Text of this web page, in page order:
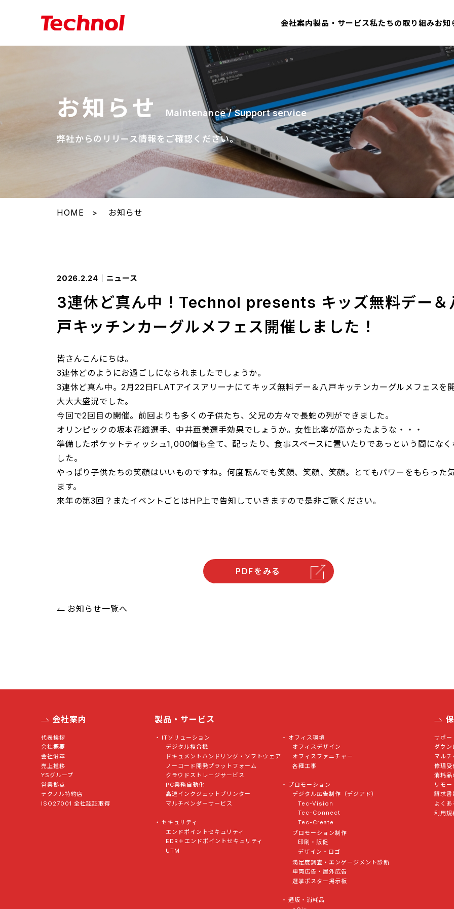
会社案内製品・サービス私たちの取り組みお知
お知らせ Maintenance / Support service
弊社からのリリース情報をご確認ください。
HOME お知らせ
2026.2.24 ｜ニュース
3連休ど真ん中！Technol presents キッズ無料デー＆
戸キッチンカーグルメフェス開催しました！
皆さんこんにちは。
3連休どのようにお過ごしになられましたでしょうか。
3連休ど真ん中。2月22日FLATアイスアリーナにてキッズ無料デー＆八戸キッチンカーグルメフェスを
大大大盛況でした。
今回で2回目の開催。前回よりも多くの子供たち、父兄の方々で長蛇の列ができました。
オリンピックの坂本花織選手、中井亜美選手効果でしょうか。女性比率が高かったような・・・
準備したポケットティッシュ1,000個も全て、配ったり、食事スペースに置いたりであっという間にな
した。
やっぱり子供たちの笑顔はいいものですね。何度転んでも笑顔、笑顔、笑顔。とてもパワーをもらった
ます。
来年の第3回？またイベントごとはHP上で告知していきますので是非ご覧ください。
PDFをみる
お知らせ一覧へ
会社案内
代表挨拶
会社概要
会社沿革
売上推移
YSグループ
営業拠点
テクノル特約店
ISO27001 全社認証取得
製品・サービス
ITソリューション
デジタル複合機
ドキュメントハンドリング・ソフトウェア
ノーコード開発プラットフォーム
クラウドストレージサービス
PC業務自動化
高速インクジェットプリンター
マルチベンダーサービス
セキュリティ
エンドポイントセキュリティ
EDR＋エンドポイントセキュリティ
UTM
オフィス環境
オフィスデザイン
オフィスファニチャー
各種工事
プロモーション
デジタル広告制作（デジアド）
Tec-Vision
Tec-Connect
Tec-Create
プロモーション制作
印刷・販促
デザイン・ロゴ
満足度調査・エンゲージメント診断
車両広告・屋外広告
選挙ポスター掲示板
通販・消耗品
サポー
ダウ
マル
修理受
消耗品
リモ
請求書
よく
利用規